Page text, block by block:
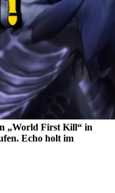
„World First Kill“ in
Echo holt im